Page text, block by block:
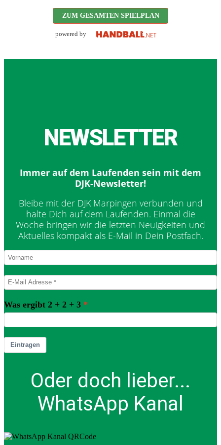
ZUM GESAMTEN SPIELPLAN
powered by
NEWSLETTER
Immer auf dem Laufenden sein mit dem
DJK-Newsletter!
Bleibe mit der DJK Marpingen verbunden und
halte Dich auf dem Laufenden. Einmal die
Woche bringen wir die letzten Neuigkeiten und
Aktuelles kompakt als E-Mail in Dein Postfach.
Was ergibt 2 + 2 + 3
Eintragen
Oder doch lieber...
WhatsApp Kanal